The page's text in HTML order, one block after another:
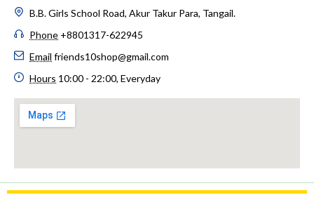
B.B. Girls School Road, Akur Takur Para, Tangail.
Phone +8801317-622945
Email friends10shop@gmail.com
Hours 10:00 - 22:00, Everyday